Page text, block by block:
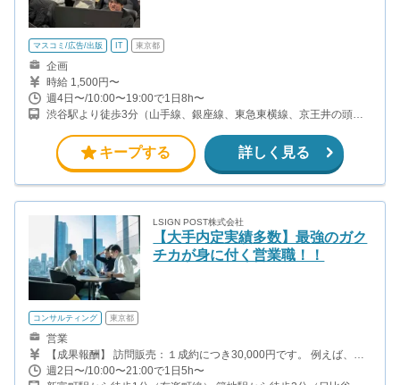
マスコミ/広告/出版 IT 東京都
企画
時給 1,500円〜
週4日〜/10:00〜19:00で1日8h〜
渋谷駅より徒歩3分（山手線、銀座線、東急東横線、京王井の頭線
キープする 詳しく見る
LSIGN POST株式会社
【大手内定実績多数】最強のガク
チカが身に付く営業職！！
コンサルティング 東京都
営業
【成果報酬】 訪問販売：１成約につき30,000円です。 例えば、光
インターネットの成約であれば、平均的に2.5日で1件の契約が見込
めます。（12,000円/1日6時間稼働） ＜月収例＞月に50万以上稼ぐ
週2日〜/10:00〜21:00で1日5h〜